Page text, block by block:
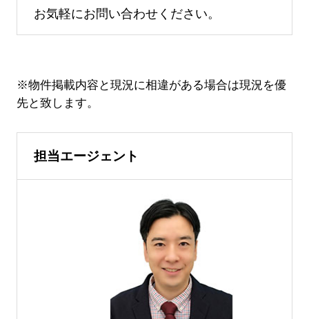
お気軽にお問い合わせください。
※物件掲載内容と現況に相違がある場合は現況を優
先と致します。
担当エージェント